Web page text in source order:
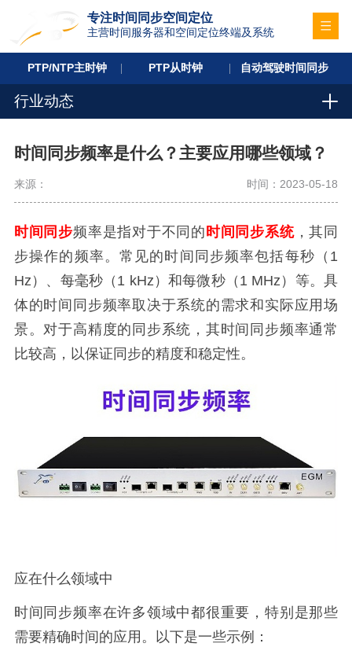
专注时间同步空间定位
主营时间服务器和空间定位终端及系统
PTP/NTP主时钟 PTP从时钟 自动驾驶时间同步
行业动态
时间同步频率是什么？主要应用哪些领域？
来源： 时间：2023-05-18
时间同步频率是指对于不同的 时间同步系统，其同
步操作的频率。常见的时间同步频率包括每秒（1
Hz）、每毫秒（1 kHz）和每微秒（1 MHz）等。具
体的时间同步频率取决于系统的需求和实际应用场
景。对于高精度的同步系统，其时间同步频率通常
比较高，以保证同步的精度和稳定性。
应在什么领域中
时间同步频率在许多领域中都很重要，特别是那些
需要精确时间的应用。以下是一些示例：